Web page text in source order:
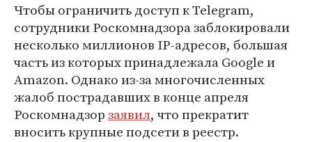
Чтобы ограничить доступ к Telegram,
сотрудники Роскомнадзора заблокировали
несколько миллионов IP-адресов, большая
часть из которых принадлежала Google и
Amazon. Однако из-за многочисленных
жалоб пострадавших в конце апреля
Роскомнадзорзаявил, что прекратит
вносить крупные подсети в реестр.